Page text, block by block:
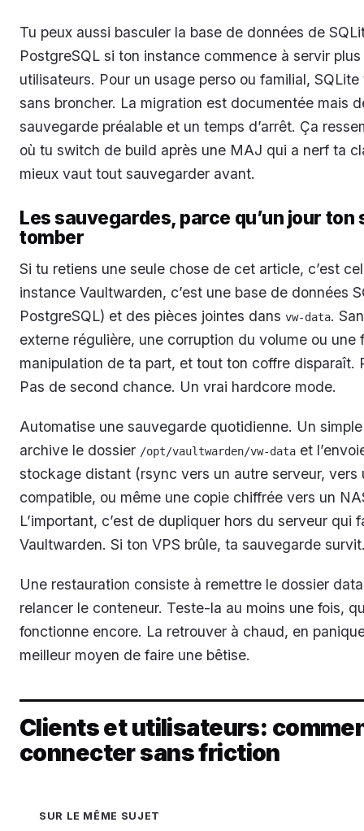
Tu peux aussi basculer la base de données de
PostgreSQL si ton instance commence à servir
utilisateurs. Pour un usage perso ou familial,
sans broncher. La migration est documentée mais
sauvegarde préalable et un temps d’arrêt. Ça
où tu switch de build après une MAJ qui a nerf ta
mieux vaut tout sauvegarder avant.
Les sauvegardes, parce qu’un jour ton
tomber
Si tu retiens une seule chose de cet article, c’est
instance Vaultwarden, c’est une base de données
PostgreSQL) et des pièces jointes dans vw-data.
externe régulière, une corruption du volume ou une
manipulation de ta part, et tout ton coffre disparaît.
Pas de second chance. Un vrai hardcore mode.
Automatise une sauvegarde quotidienne. Un
archive le dossier /opt/vaultwarden/vw-data et
stockage distant (rsync vers un autre serveur, vers
compatible, ou même une copie chiffrée vers un
L’important, c’est de dupliquer hors du serveur qui
Vaultwarden. Si ton VPS brûle, ta sauvegarde
Une restauration consiste à remettre le dossier
relancer le conteneur. Teste-la au moins une fois,
fonctionne encore. La retrouver à chaud, en
meilleur moyen de faire une bêtise.
Clients et utilisateurs:
connecter sans friction
SUR LE MÊME SUJET